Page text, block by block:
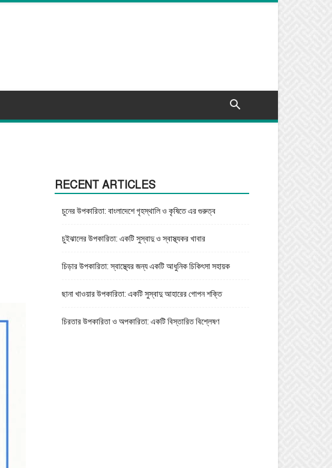
RECENT ARTICLES
চুনের উপকারিতা: বাংলাদেশে গৃহস্থালি ও কৃষিতে এর গুরুত্ব
চুইঝালের উপকারিতা: একটি সুস্বাদু ও স্বাস্থ্যকর খাবার
চিড়ার উপকারিতা: স্বাস্থ্যের জন্য একটি আধুনিক চিকিৎসা সহায়ক
ছানা খাওয়ার উপকারিতা: একটি সুস্বাদু আহারের গোপন শক্তি
চিরতার উপকারিতা ও অপকারিতা: একটি বিস্তারিত বিশ্লেষণ